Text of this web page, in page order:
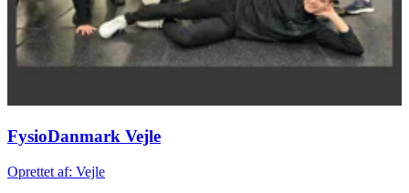
FysioDanmark Vejle
Oprettet af: Vejle